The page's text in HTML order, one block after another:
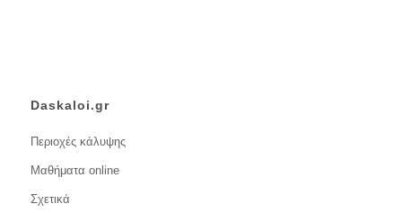
Daskaloi.gr
Περιοχές κάλυψης
Μαθήματα online
Σχετικά